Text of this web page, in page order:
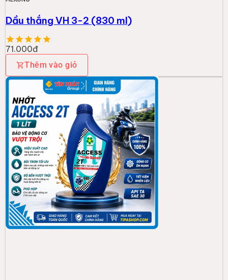
Dầu thắng VH 3-2 (830 ml)
71.000đ
Thêm vào giỏ